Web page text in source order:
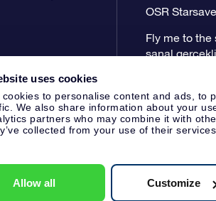
uses cookies
cookies to personalise content and ads, to
We also share information about your
partners who may combine it with
collected from your use of their services.
Allow all Customize
OSR
Fly me to the
sanal
60333553, VAT: NL 8538.62.722B01